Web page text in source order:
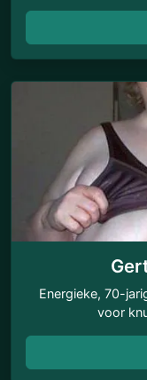
Energieke, 70-
voor